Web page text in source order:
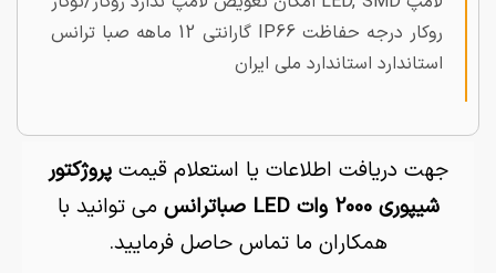
روکار درجه حفاظت IP66 گارانتی 12 ماهه صبا ترانس
استاندارد استاندارد ملی ایران
جهت دریافت اطلاعات یا استعلام قیمت پروژکتور
شیپوری 2000 وات LED صباترانس
می توانید با
همکاران ما تماس حاصل فرمایید.